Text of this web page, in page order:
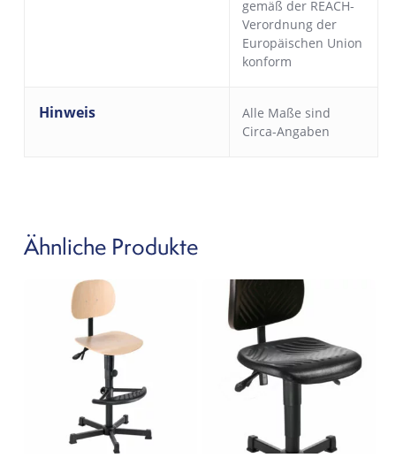
gemäß der REACH-
Verordnung der
Europäischen Union
konform
Hinweis
Alle Maße sind
Circa-Angaben
Ähnliche Produkte